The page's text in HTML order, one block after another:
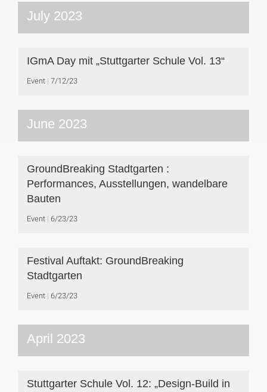
July 2023
IGmA Day mit „Stuttgarter Schule Vol. 13“
Event 7/12/23
June 2023
GroundBreaking Stadtgarten :
Performances, Ausstellungen, wandelbare
Bauten
Event 6/23/23
Festival Auftakt: GroundBreaking
Stadtgarten
Event 6/23/23
April 2023
Stuttgarter Schule Vol. 12: „Design-Build in